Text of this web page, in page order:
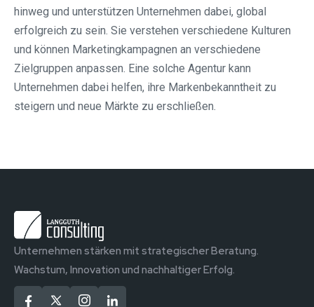
hinweg und unterstützen Unternehmen dabei, global
erfolgreich zu sein. Sie verstehen verschiedene Kulturen
und können Marketingkampagnen an verschiedene
Zielgruppen anpassen. Eine solche Agentur kann
Unternehmen dabei helfen, ihre Markenbekanntheit zu
steigern und neue Märkte zu erschließen.
Unternehmen stärken mit strategischer Beratung.
Wachstum, Innovation und nachhaltiger Erfolg.